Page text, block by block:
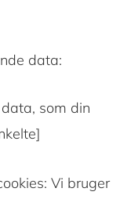
data:
som din
Vi bruger